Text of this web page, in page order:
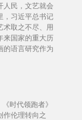
人民，文艺就会
，习近平总书记
术取之不尽、用
来国家的重大历
的语言研究作为
时代领跑者》
作伦理转向之